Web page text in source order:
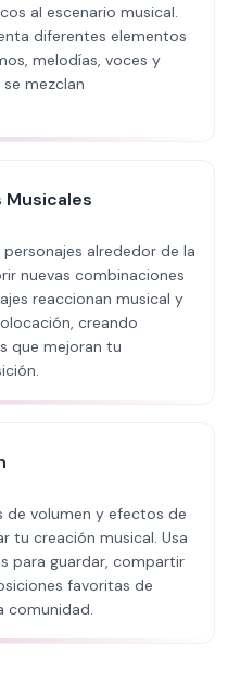
al escenario musical.
diferentes elementos
melodías, voces y
mezclan
Musicales
alrededor de la
nuevas combinaciones
reaccionan musical y
creando
que mejoran tu
de volumen y efectos de
tu creación musical. Usa
para guardar, compartir
favoritas de
comunidad.